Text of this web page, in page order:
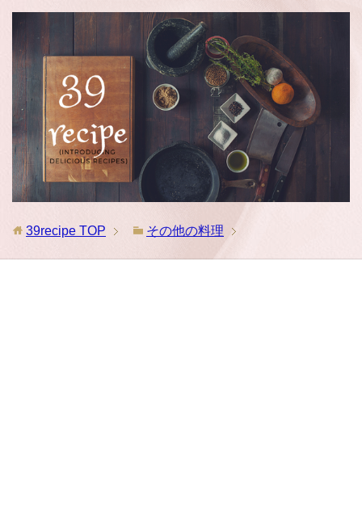
39recipe TOP その他の料理